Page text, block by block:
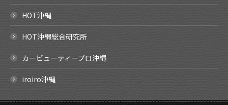
HOT沖縄
HOT沖縄総合研究所
カービューティープロ沖縄
iroiro沖縄